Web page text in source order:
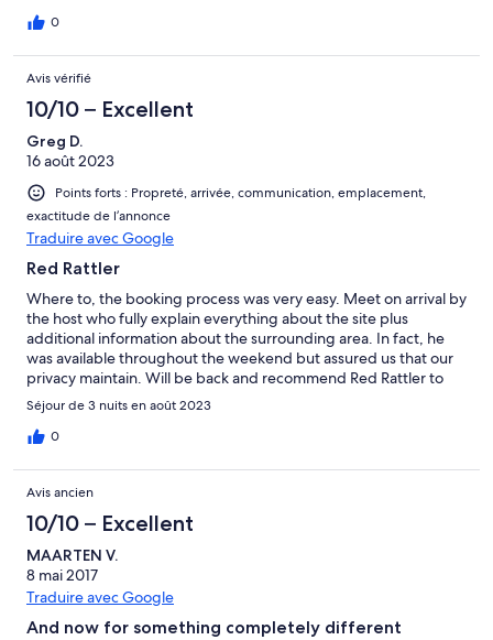
kitchen is well equipped and we made ourselves a full dinner
company. Would definitely return!
0
Avis vérifié
10/10 – Excellent
Greg D.
16 août 2023
Points forts : Propreté, arrivée, communication, emplacement,
exactitude de l’annonce
Traduire avec Google
Red Rattler
Where to, the booking process was very easy. Meet on arrival by
the host who fully explain everything about the site plus
additional information about the surrounding area. In fact, he
was available throughout the weekend but assured us that our
privacy maintain. Will be back and recommend Red Rattler to
friends. Thank you for a lovely weekend.
Séjour de 3 nuits en août 2023
0
Avis ancien
10/10 – Excellent
MAARTEN V.
8 mai 2017
Traduire avec Google
And now for something completely different